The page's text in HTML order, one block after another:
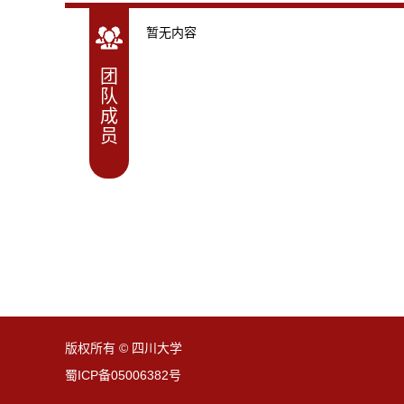
团
队
成
员
暂无内容
版权所有 © 四川大学
蜀ICP备05006382号